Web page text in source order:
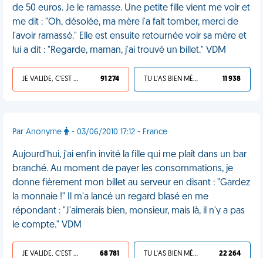
de 50 euros. Je le ramasse. Une petite fille vient me voir et
me dit : "Oh, désolée, ma mère l'a fait tomber, merci de
l'avoir ramassé." Elle est ensuite retournée voir sa mère et
lui a dit : "Regarde, maman, j'ai trouvé un billet." VDM
JE VALIDE, C'EST UNE VDM 91 274 TU L'AS BIEN MÉRITÉ 11 938
Par Anonyme - 03/06/2010 17:12 - France
Aujourd'hui, j'ai enfin invité la fille qui me plaît dans un bar
branché. Au moment de payer les consommations, je
donne fièrement mon billet au serveur en disant : "Gardez
la monnaie !" Il m'a lancé un regard blasé en me
répondant : "J'aimerais bien, monsieur, mais là, il n'y a pas
le compte." VDM
JE VALIDE, C'EST UNE VDM 68 781 TU L'AS BIEN MÉRITÉ 22 264